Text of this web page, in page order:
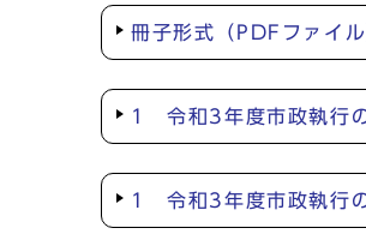
冊子形式（PDFファイル
1 令和3年度市政執行
1 令和3年度市政執行